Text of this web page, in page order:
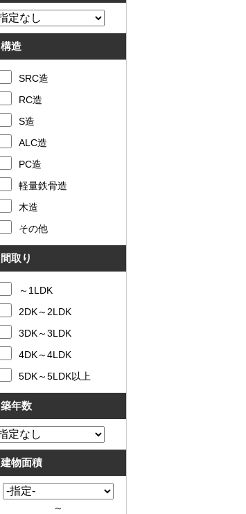
構造
SRC造
RC造
S造
ALC造
PC造
軽量鉄骨造
木造
その他
間取り
～1LDK
2DK～2LDK
3DK～3LDK
4DK～4LDK
5DK～5LDK以上
築年数
建物面積
～